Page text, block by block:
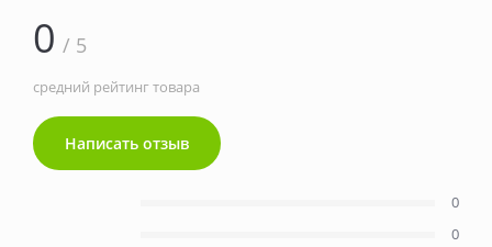
0 / 5
средний рейтинг товара
Написать отзыв
0
0